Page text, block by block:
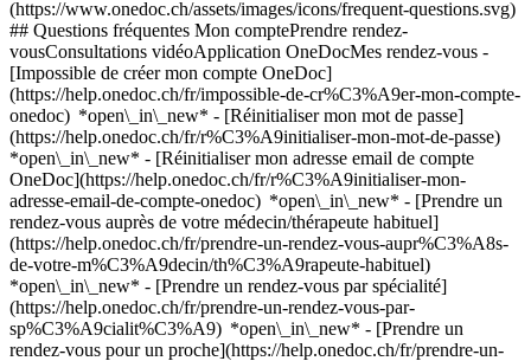
(https://www.onedoc.ch/assets/images/icons/frequent-questions.svg)
## Questions fréquentes Mon comptePrendre rendez-
vousConsultations vidéoApplication OneDocMes rendez-vous -
[Impossible de créer mon compte OneDoc]
(https://help.onedoc.ch/fr/impossible-de-cr%C3%A9er-mon-compte-
onedoc) *open\_in\_new* - [Réinitialiser mon mot de passe]
(https://help.onedoc.ch/fr/r%C3%A9initialiser-mon-mot-de-passe)
*open\_in\_new* - [Réinitialiser mon adresse email de compte
OneDoc](https://help.onedoc.ch/fr/r%C3%A9initialiser-mon-
adresse-email-de-compte-onedoc) *open\_in\_new* - [Prendre un
rendez-vous auprès de votre médecin/thérapeute habituel]
(https://help.onedoc.ch/fr/prendre-un-rendez-vous-aupr%C3%A8s-
de-votre-m%C3%A9decin/th%C3%A9rapeute-habituel)
*open\_in\_new* - [Prendre un rendez-vous par spécialité]
(https://help.onedoc.ch/fr/prendre-un-rendez-vous-par-
sp%C3%A9cialit%C3%A9) *open\_in\_new* - [Prendre un
rendez-vous pour un proche](https://help.onedoc.ch/fr/prendre-un-